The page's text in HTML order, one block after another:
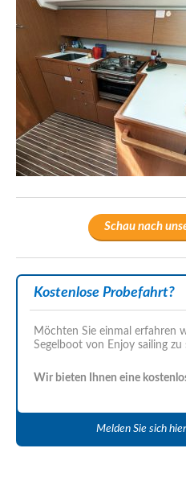
Schau nach
Kostenlose Probefahrt?
Möchten Sie einmal erfahren
Segelboot von Enjoy sailing zu
Wir bieten Ihnen eine
Melden Sie sich